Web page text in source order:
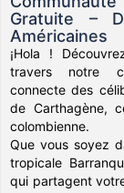
Gratuite –
Américaines
¡Hola !
travers notre
connecte des
de Carthagène,
colombienne.
Que vous soyez
tropicale
qui partagent